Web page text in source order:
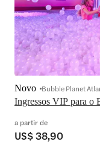
Ingressos VIP para o
Novo Bubble Planet
a partir de
US$ 38,90